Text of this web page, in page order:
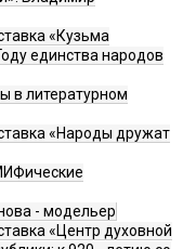
«Кузьма
единства народов
в литературном
«Народы дружат
- модельер
«Центр духовной